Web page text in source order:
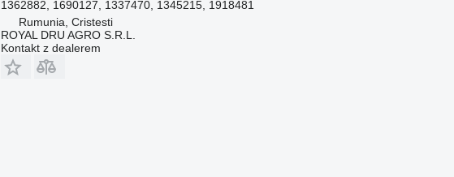
1362882, 1690127, 1337470, 1345215, 1918481
Rumunia, Cristesti
ROYAL DRU AGRO S.R.L.
Kontakt z dealerem